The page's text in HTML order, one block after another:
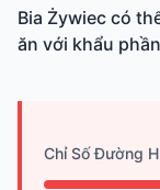
Bia Żywiec có
ăn với khẩu
Chỉ Số Đường